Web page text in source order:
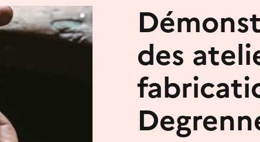
des